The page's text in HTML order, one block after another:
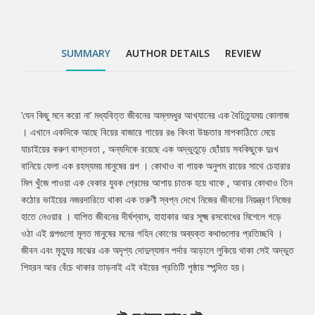
SUMMARY AUTHOR DETAILS REVIEW
Tab
Article
‘যেন কিছু মনে করো না’ মধ্যবিত্ত জীবনের অম্লমধুর আখ্যানের এক বৈচিত্র্যময় কোলাজ
। এখানে একদিকে আছে বিয়ের বাজারে গায়ের রঙ কিংবা উচ্চতার মাপকাঠিতে মেয়ে
যাচাইয়ের করুণ বাস্তবতা , অন্যদিকে রয়েছে এক অদ্ভুতুড়ে ছোঁয়ায় সবকিছুকে দুঃখ
বানিয়ে ফেলা এক রহস্যময় মানুষের গল্প । কোথাও বা গায়ক অনুপম রায়ের সাথে চেহারার
মিল খুঁজে পাওয়া এক বেকার যুবক প্রেমের আশায় চাতক হয়ে থাকে , আবার কোথাও তিন
কঠোর ভাইয়ের নজরদারিতে থাকা এক তরুণী স্বপ্ন দেখে নিজের জীবনের নিয়ন্ত্রণ নিজের
হাতে নেওয়ার । যাপিত জীবনের দীর্ঘশ্বাস, হাহাকার আর সূক্ষ্ম রসবোধের মিশেলে গড়ে
ওঠা এই গল্পগুলো মূলত মানুষের মনের গহিন কোণের অব্যক্ত কথাগুলোর প্রতিচ্ছবি ।
জীবন এবং মৃত্যুর মাঝের এক অদৃশ্য দোদুল্যমান পর্দার আড়ালে লুকিয়ে থাকা সেই অদ্ভুত
শিহরন আর বেঁচে থাকার তাড়নাই এই বইয়ের প্রতিটি পৃষ্ঠায় স্পন্দিত হয়।